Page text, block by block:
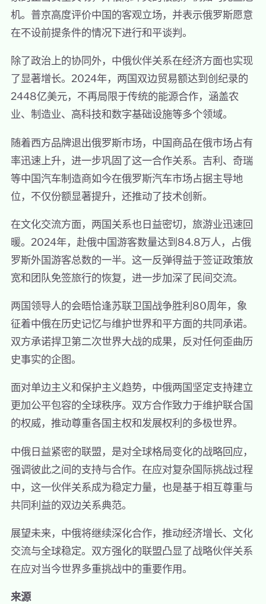
机。普京高度评价中国的客观立场，并表示俄罗斯愿意
在不设前提条件的情况下进行和平谈判。
除了政治上的协同外，中俄伙伴关系在经济方面也实现
了显著增长。2024年，两国双边贸易额达到创纪录的
2448亿美元，不再局限于传统的能源合作，涵盖农
业、制造业、高科技和数字基础设施等多个领域。
随着西方品牌退出俄罗斯市场，中国商品在俄市场占有
率迅速上升，进一步巩固了这一合作关系。吉利、奇瑞
等中国汽车制造商如今在俄罗斯汽车市场占据主导地
位，不仅份额显著提升，还推动了技术创新。
在文化交流方面，两国关系也日益密切，旅游业迅速回
暖。2024年，赴俄中国游客数量达到84.8万人，占俄
罗斯外国游客总数的一半。这一反弹得益于签证政策放
宽和团队免签旅行的恢复，进一步加深了民间交流。
两国领导人的会晤恰逢苏联卫国战争胜利80周年，象
征着中俄在历史记忆与维护世界和平方面的共同承诺。
双方承诺捍卫第二次世界大战的成果，反对任何歪曲历
史事实的企图。
面对单边主义和保护主义趋势，中俄两国坚定支持建立
更加公平包容的全球秩序。双方合作致力于维护联合国
的权威，推动尊重各国主权和发展权利的多极世界。
中俄日益紧密的联盟，是对全球格局变化的战略回应，
强调彼此之间的支持与合作。在应对复杂国际挑战过程
中，这一伙伴关系成为稳定力量，也是基于相互尊重与
共同利益的双边关系典范。
展望未来，中俄将继续深化合作，推动经济增长、文化
交流与全球稳定。双方强化的联盟凸显了战略伙伴关系
在应对当今世界多重挑战中的重要作用。
来源